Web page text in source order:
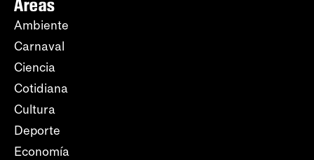
Áreas
Ambiente
Carnaval
Ciencia
Cotidiana
Cultura
Deporte
Economía